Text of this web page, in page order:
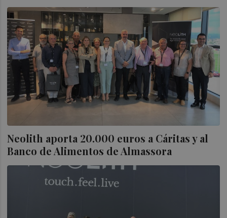
Neolith aporta 20.000 euros a Cáritas y al
Banco de Alimentos de Almassora